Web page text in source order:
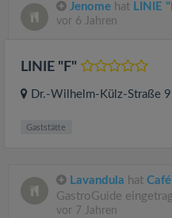
Jenome hat LINIE
vor 6 Jahren
LINIE "F"
Dr.-Wilhelm-Külz-Straße
Gaststätte
Lavandula hat
GastroGuide
vor 7 Jahren